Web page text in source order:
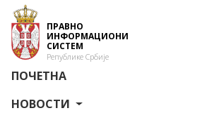
ПРАВНО
ИНФОРМАЦИОНИ
СИСТЕМ
Републике Србије
ПОЧЕТНА
НОВОСТИ